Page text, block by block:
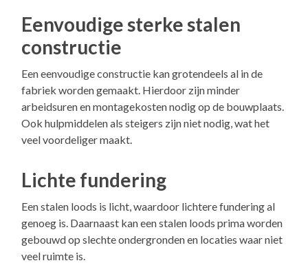
Eenvoudige sterke stalen
constructie
Een eenvoudige constructie kan grotendeels al in de
fabriek worden gemaakt. Hierdoor zijn minder
arbeidsuren en montagekosten nodig op de bouwplaats.
Ook hulpmiddelen als steigers zijn niet nodig, wat het
veel voordeliger maakt.
Lichte fundering
Een stalen loods is licht, waardoor lichtere fundering al
genoeg is. Daarnaast kan een stalen loods prima worden
gebouwd op slechte ondergronden en locaties waar niet
veel ruimte is.